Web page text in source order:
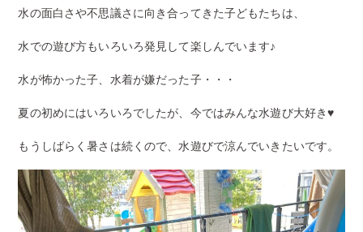
水の面白さや不思議さに向き合ってきた子どもたちは、
水での遊び方もいろいろ発見して楽しんでいます♪
水が怖かった子、水着が嫌だった子・・・
夏の初めにはいろいろでしたが、今ではみんな水遊び大好き♥️
もうしばらく暑さは続くので、水遊びで涼んでいきたいです。